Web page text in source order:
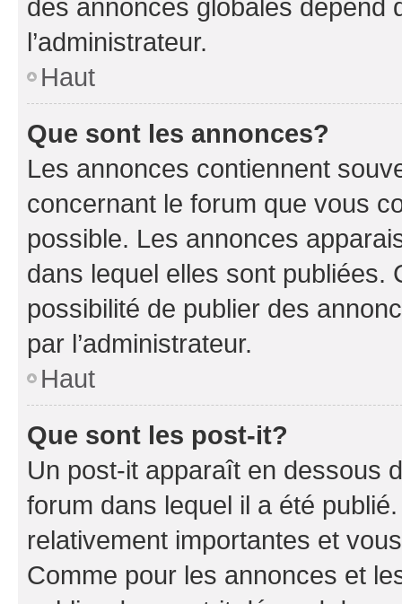
des annonces globales dépend
l’administrateur.
Haut
Que sont les annonces?
Les annonces contiennent
concernant le forum que vous
possible. Les annonces
dans lequel elles sont publiées.
possibilité de publier des
par l’administrateur.
Haut
Que sont les post-it?
Un post-it apparaît en dessous
forum dans lequel il a été
relativement importantes et
Comme pour les annonces et